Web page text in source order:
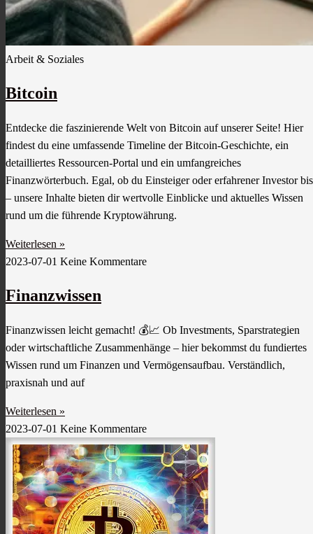
Arbeit & Soziales
Bitcoin
Entdecke die faszinierende Welt von Bitcoin auf unserer Seite! Hier
findest du eine umfassende Timeline der Bitcoin-Geschichte, ein
detailliertes Ressourcen-Portal und ein umfangreiches
Finanzwörterbuch. Egal, ob du Einsteiger oder erfahrener Investor
– unsere Inhalte bieten dir wertvolle Einblicke und aktuelles Wissen
rund um die führende Kryptowährung.
Weiterlesen »
2023-07-01 Keine Kommentare
Finanzwissen
Finanzwissen leicht gemacht! 💰📈 Ob Investments, Sparstrategien
oder wirtschaftliche Zusammenhänge – hier bekommst du fundiertes
Wissen rund um Finanzen und Vermögensaufbau. Verständlich,
praxisnah und auf
Weiterlesen »
2023-07-01 Keine Kommentare